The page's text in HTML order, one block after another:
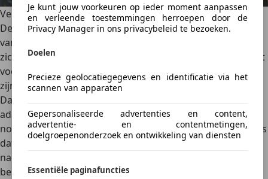
Je kunt jouw voorkeuren op ieder moment aanpassen
en verleende toestemmingen herroepen door de
Privacy Manager in ons privacybeleid te bezoeken.
Doelen
Precieze geolocatiegegevens en identificatie via het
scannen van apparaten
Gepersonaliseerde advertenties en content,
advertentie- en contentmetingen,
doelgroepenonderzoek en ontwikkeling van diensten
Essentiële paginafuncties
Veiligheid dik in orde
De MG4 Urban behaalde vijf sterren bij de veiligheidstests
van Euro NCAP. Dat is belangrijk, zeker voor een auto die
zich richt op gezinnen en forenzen. De carrosserie bestaat
voor een groot deel uit hoogwaardig staal en standaard
zijn zeven airbags aanwezig. Ook MG Pilot is standaard.
Dat pakket omvat zeventien rijhulpsystemen, waaronder
adaptieve cruise control, rijstrookassistentie,
noodremassistentie en verkeersbordherkenning. Prettig is
dat je via MG Pilot Custom bepaalde systemen minder
nadrukkelijk kunt instellen of uitschakelen. Niet elke
bestuurder zit te wachten op een auto die voortdurend